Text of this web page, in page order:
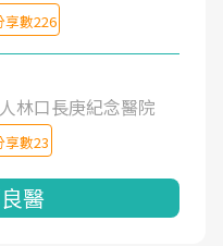
享數226
林口長庚紀念醫院
享數23
醫